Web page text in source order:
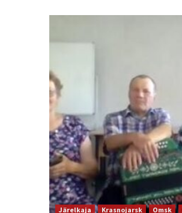
Järelkaja Krasnojarsk Omsk